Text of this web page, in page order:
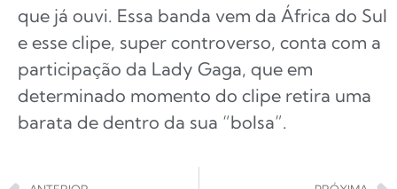
que já ouvi. Essa banda vem da África do Sul
e esse clipe, super controverso, conta com a
participação da Lady Gaga, que em
determinado momento do clipe retira uma
barata de dentro da sua “bolsa”.